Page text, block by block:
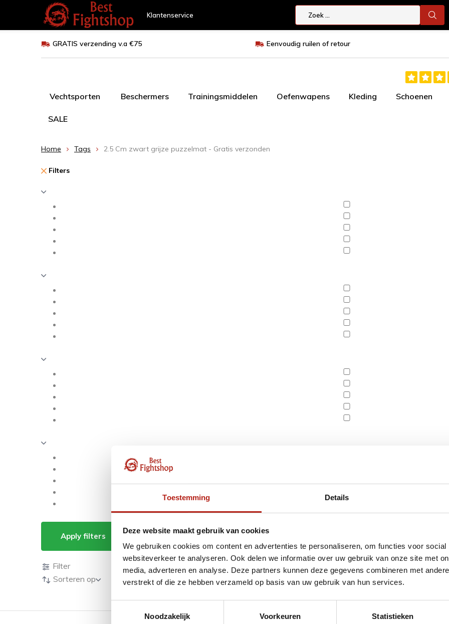
Toestemming Details
Deze website maakt gebruik van cookies
We gebruiken cookies om content en advertenties te personaliseren, om functies voor
websiteverkeer te analyseren. Ook delen we informatie over uw gebruik van onze site met
media, adverteren en analyse. Deze partners kunnen deze gegevens combineren met
verstrekt of die ze hebben verzameld op basis van uw gebruik van hun services.
Noodzakelijk
Voorkeuren Statistieken
Klantenservice
GRATIS verzending v.a €75 Eenvoudig ruilen of retour
Vechtsporten Beschermers Trainingsmiddelen Oefenwapens Kleding Schoenen
SALE
Home Tags 2.5 Cm zwart grijze puzzelmat - Gratis verzonden
Filters
Apply filters Producten getagd met 2.5 Cm zwart grijze puzzelmat - Gratis
Producten
Filter
Sorteren op